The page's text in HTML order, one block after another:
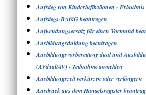
Aufstieg von Kinderluftballonen - Erlaubnis
Aufstiegs-BAföG beantragen
Aufwendungsersatz für einen Vormund
Ausbildungsduldung beantragen
Ausbildungsvorbereitung dual und
(AVdual/AV) - Teilnahme anmelden
Ausbildungszeit verkürzen oder verlängern
Ausdruck aus dem Handelsregister